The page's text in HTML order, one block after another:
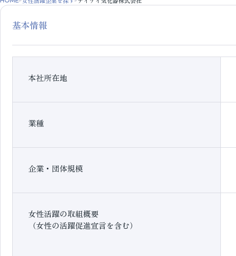
基本情報
本社所在地
業種
企業・団体規模
女性活躍の取組概要
（女性の活躍促進宣言を含む）